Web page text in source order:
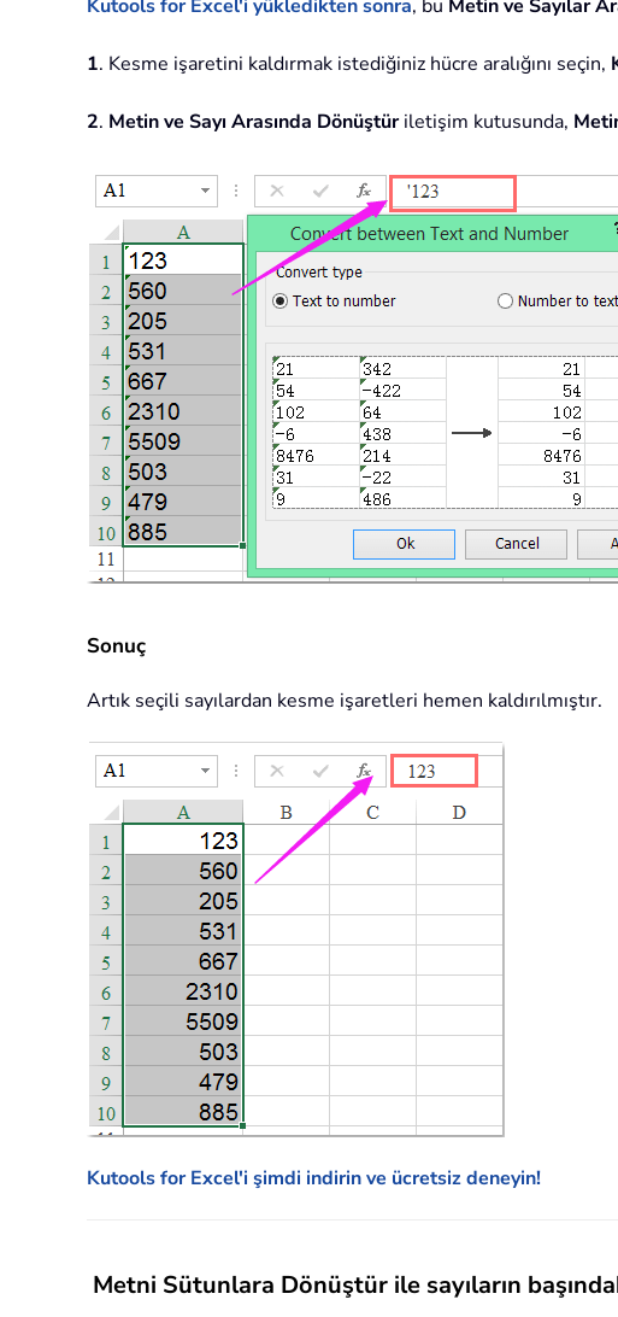
Kutools for Excel'i yükledikten sonra, bu Metin ve Sayılar
1. Kesme işaretini kaldırmak istediğiniz hücre aralığını seçin,
2. Metin ve Sayı Arasında Dönüştüriletişim kutusunda,
Sonuç
Artık seçili sayılardan kesme işaretleri hemen kaldırılmıştır.
Kutools for Excel'i şimdi indirin ve ücretsiz deneyin!
Metni Sütunlara Dönüştür ile sayıların